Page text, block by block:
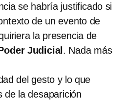
se habría justificado si
de un evento de
la presencia de
Judicial . Nada más
del gesto y lo que
de la desaparición